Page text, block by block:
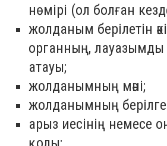
нөмірі (ол болған
жолданым берілетін
органның,
атауы;
жолданымның мәні;
жолданымның
арыз иесінің немесе